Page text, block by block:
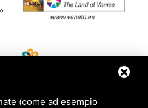
(come ad esempio